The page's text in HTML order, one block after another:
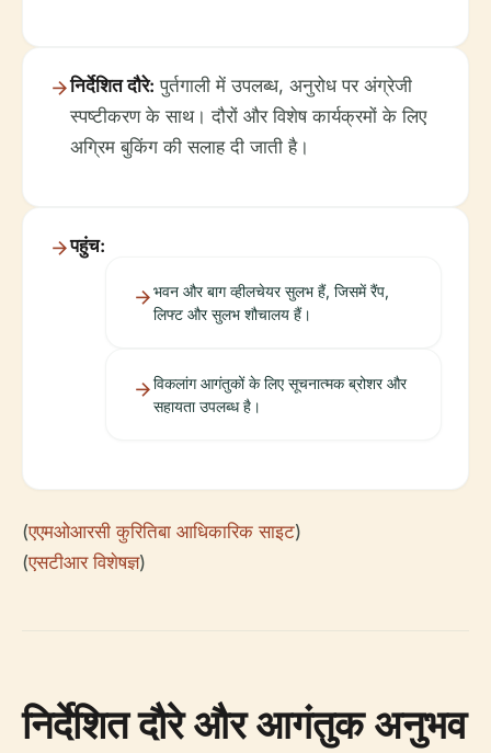
निर्देशित दौरे: पुर्तगाली में उपलब्ध, अनुरोध पर अंग्रेजी
स्पष्टीकरण के साथ। दौरों और विशेष कार्यक्रमों के लिए
अग्रिम बुकिंग की सलाह दी जाती है।
पहुंच:
भवन और बाग व्हीलचेयर सुलभ हैं, जिसमें रैंप,
लिफ्ट और सुलभ शौचालय हैं।
विकलांग आगंतुकों के लिए सूचनात्मक ब्रोशर और
सहायता उपलब्ध है।
(एएमओआरसी कुरितिबा आधिकारिक साइट)
(एसटीआर विशेषज्ञ)
निर्देशित दौरे और आगंतुक अनुभव